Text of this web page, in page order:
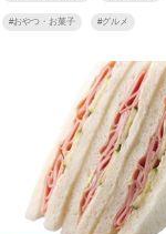
#おやつ・お菓子 #グルメ